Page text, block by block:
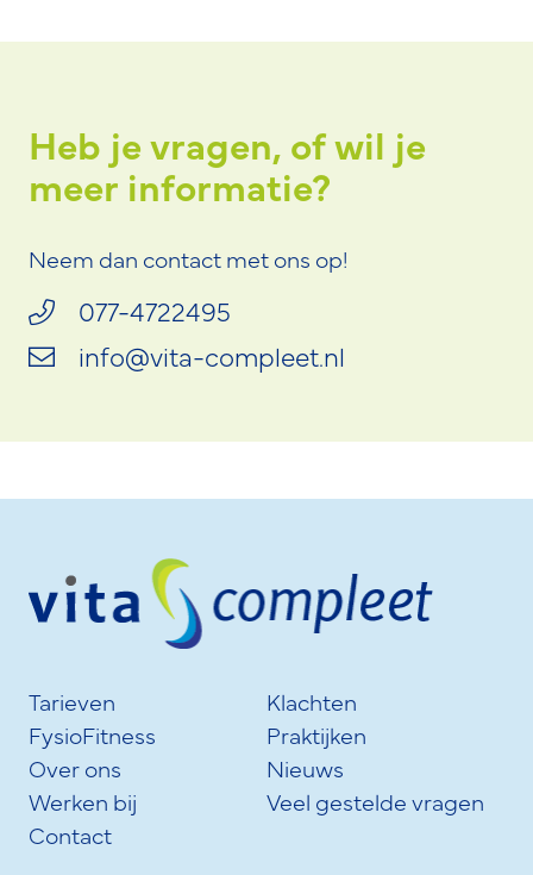
Heb je vragen, of wil je
meer informatie?
Neem dan contact met ons op!
077-4722495
info@vita-compleet.nl
Tarieven
Klachten
FysioFitness
Praktijken
Over ons
Nieuws
Werken bij
Veel gestelde vragen
Contact